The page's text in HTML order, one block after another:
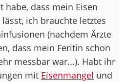
habe, dass mein Eisen
ich brauchte letztes
(nachdem Ärzte
dass mein Feritin schon
messbar war...). Habt ihr
mit Eisenmangel und